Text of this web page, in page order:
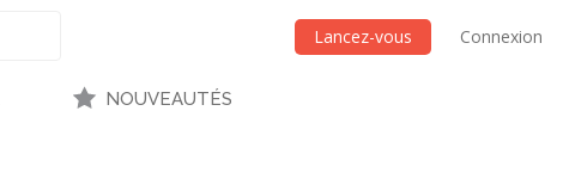
Lancez-vous Connexion
NOUVEAUTÉS